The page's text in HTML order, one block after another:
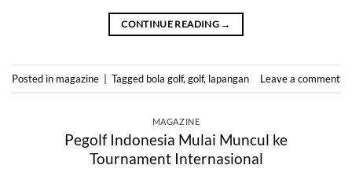
CONTINUE READING →
Posted in magazine Tagged bola golf, golf, lapangan Leave a comment
MAGAZINE
Pegolf Indonesia Mulai Muncul ke
Tournament Internasional